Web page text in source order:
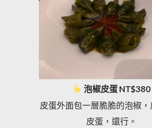
泡椒皮蛋 NT$380
皮蛋外面包一層脆脆的泡椒
皮蛋，還行。